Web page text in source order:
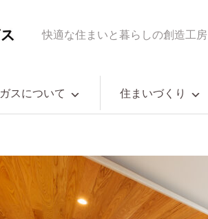
快適な住まいと暮らしの創造工房
ガスについて 住まいづくり